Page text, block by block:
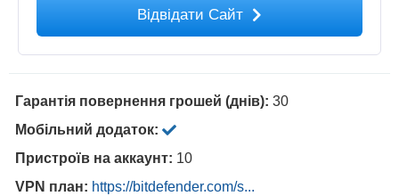
Відвідати Сайт
Гарантія повернення грошей (днів): 30
Мобільний додаток:
Пристроїв на аккаунт: 10
VPN план: https://bitdefender.com/s...